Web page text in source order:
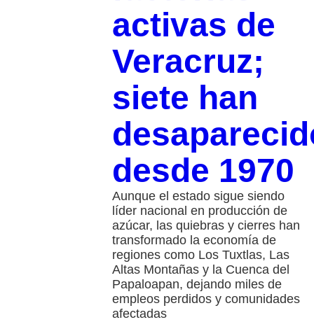
activas de
Veracruz;
siete han
desde 1970
Aunque el estado sigue siendo
líder nacional en producción de
azúcar, las quiebras y cierres han
transformado la economía de
regiones como Los Tuxtlas, Las
Altas Montañas y la Cuenca del
Papaloapan, dejando miles de
empleos perdidos y comunidades
afectadas